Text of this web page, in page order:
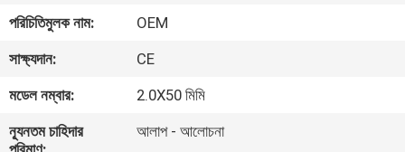
আমাদের
সম্পর্কে
কারখানা
ভ্রমণ
পরিচিতিমুলক নাম:
OEM
সাক্ষ্যদান:
CE
মডেল নম্বার:
2.0X50 মিমি
ন্যূনতম চাহিদার
আলাপ - আলোচনা